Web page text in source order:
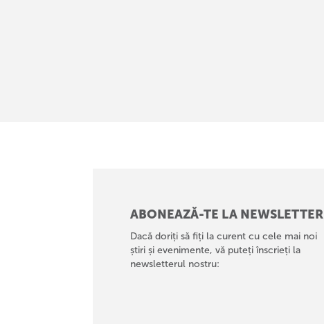
ABONEAZĂ-TE LA NEWSLETTER
Dacă doriți să fiți la curent cu cele mai noi
știri și evenimente, vă puteți înscrieți la
newsletterul nostru: